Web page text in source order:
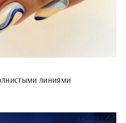
линиями